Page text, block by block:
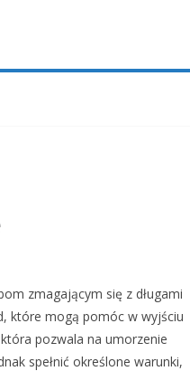
zmagającym się z długami
które mogą pomóc w wyjściu
pozwala na umorzenie
spełnić określone warunki,